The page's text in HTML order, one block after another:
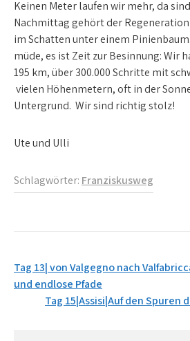
Keinen Meter laufen wir mehr, da
Nachmittag gehört der
im Schatten unter einem
müde, es ist Zeit zur Besinnung: Wir
195 km, über 300.000 Schritte mit
vielen Höhenmetern, oft in der
Untergrund. Wir sind richtig stolz!
Ute und Ulli
Schlagwörter: Franziskusweg
Beitrags-
Navigation
Tag 13| von Valgegno nach
und endlose Pfade
Tag 15|Assisi|Auf den Spuren